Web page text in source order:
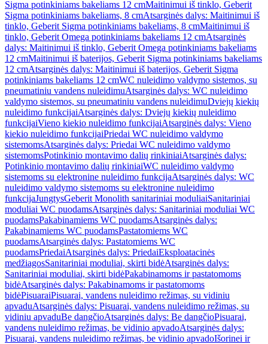
Sigma potinkiniams bakeliams 12 cmMaitinimui iš tinklo, Geberit
Sigma potinkiniams bakeliams, 8 cmAtsarginės dalys: Maitinimui iš
tinklo, Geberit Sigma potinkiniams bakeliams, 8 cmMaitinimui iš
tinklo, Geberit Omega potinkiniams bakeliams 12 cmAtsarginės
dalys: Maitinimui iš tinklo, Geberit Omega potinkiniams bakeliams
12 cmMaitinimui iš baterijos, Geberit Sigma potinkiniams bakeliams
12 cmAtsarginės dalys: Maitinimui iš baterijos, Geberit Sigma
potinkiniams bakeliams 12 cmWC nuleidimo valdymo sistemos, su
pneumatiniu vandens nuleidimuAtsarginės dalys: WC nuleidimo
valdymo sistemos, su pneumatiniu vandens nuleidimuDviejų kiekių
nuleidimo funkcijaiAtsarginės dalys: Dviejų kiekių nuleidimo
funkcijaiVieno kiekio nuleidimo funkcijaiAtsarginės dalys: Vieno
kiekio nuleidimo funkcijaiPriedai WC nuleidimo valdymo
sistemomsAtsarginės dalys: Priedai WC nuleidimo valdymo
sistemomsPotinkinio montavimo dalių rinkiniaiAtsarginės dalys:
Potinkinio montavimo dalių rinkiniaiWC nuleidimo valdymo
sistemoms su elektronine nuleidimo funkcijaAtsarginės dalys: WC
nuleidimo valdymo sistemoms su elektronine nuleidimo
funkcijaJungtysGeberit Monolith sanitariniai moduliaiSanitariniai
moduliai WC puodamsAtsarginės dalys: Sanitariniai moduliai WC
puodamsPakabinamiems WC puodamsAtsarginės dalys:
Pakabinamiems WC puodamsPastatomiems WC
puodamsAtsarginės dalys: Pastatomiems WC
puodamsPriedaiAtsarginės dalys: PriedaiEksploatacinės
medžiagosSanitariniai moduliai, skirti bidėAtsarginės dalys:
Sanitariniai moduliai, skirti bidėPakabinamoms ir pastatomoms
bidėAtsarginės dalys: Pakabinamoms ir pastatomoms
bidėPisuaraiPisuarai, vandens nuleidimo režimas, su vidiniu
apvaduAtsarginės dalys: Pisuarai, vandens nuleidimo režimas, su
vidiniu apvaduBe dangčioAtsarginės dalys: Be dangčioPisuarai,
vandens nuleidimo režimas, be vidinio apvadoAtsarginės dalys:
Pisuarai, vandens nuleidimo režimas, be vidinio apvadoIšorinei ir